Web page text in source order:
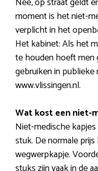
moment is het niet-
verplicht in het
Het kabinet: Als het
te houden hoeft men
gebruiken in
www.vlissingen.nl.
Wat kost een niet-
Niet-medische
stuk. De normale
wegwerpkapje.